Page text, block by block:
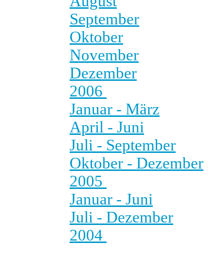
September
Oktober
November
Dezember
2006
Januar - März
April - Juni
Juli - September
Oktober - Dezember
2005
Januar - Juni
Juli - Dezember
2004